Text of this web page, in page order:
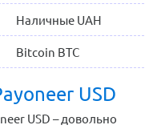
Наличные UAH
Bitcoin BTC
USD
USD – довольно